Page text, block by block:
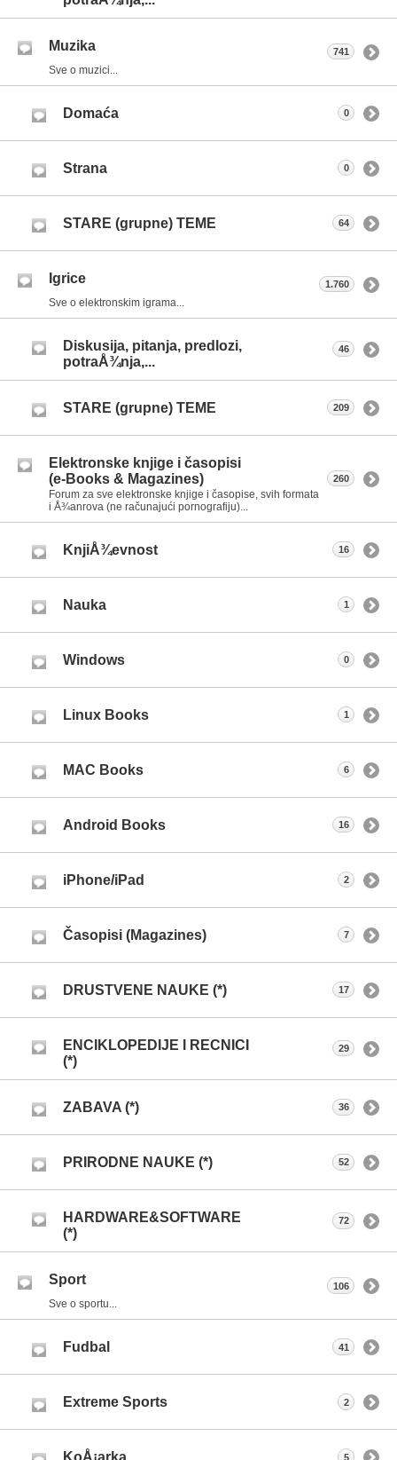
Muzika
Sve o muzici...
741
Domaća 0
Strana 0
STARE (grupne) TEME 64
Igrice
Sve o elektronskim igrama...
1.760
Diskusija, pitanja, predlozi,
potraÅ¾nja,...
46
STARE (grupne) TEME 209
Elektronske knjige i časopisi
(e-Books & Magazines)
Forum za sve elektronske knjige i časopise, svih formata
i Å¾anrova (ne računajući pornografiju)...
260
KnjiÅ¾evnost 16
Nauka 1
Windows 0
Linux Books 1
MAC Books 6
Android Books 16
iPhone/iPad 2
Časopisi (Magazines) 7
DRUSTVENE NAUKE (*) 17
ENCIKLOPEDIJE I RECNICI
(*)
29
ZABAVA (*) 36
PRIRODNE NAUKE (*) 52
HARDWARE&SOFTWARE
(*)
72
Sport
Sve o sportu...
106
Fudbal 41
Extreme Sports 2
5